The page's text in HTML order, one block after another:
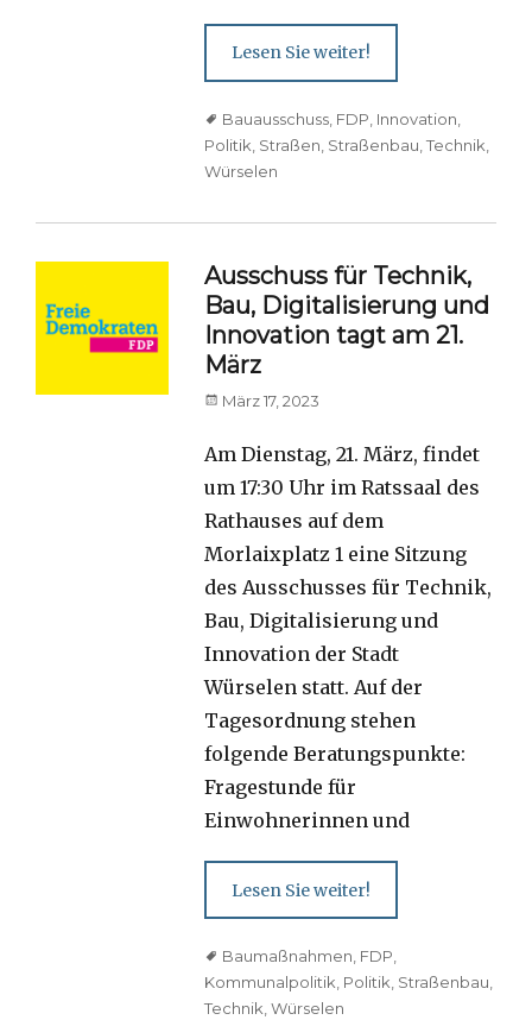
Lesen Sie weiter!
TagsBauausschuss FDP Innovation
Politik Straßen Straßenbau ,Technik
Würselen
Ausschuss für Technik,
Bau, Digitalisierung und
Innovation tagt am 21.
März
Posted
März 17, 2023
Am Dienstag, 21. März, findet
um 17:30 Uhr im Ratssaal des
Rathauses auf dem
Morlaixplatz 1 eine Sitzung
des Ausschusses für Technik,
Bau, Digitalisierung und
Innovation der Stadt
Würselen statt. Auf der
Tagesordnung stehen
folgende Beratungspunkte:
Fragestunde für
Einwohnerinnen und
Lesen Sie weiter!
TagsBaumaßnahmen FDP
Kommunalpolitik Politik Straßenbau
Technik ,Würselen